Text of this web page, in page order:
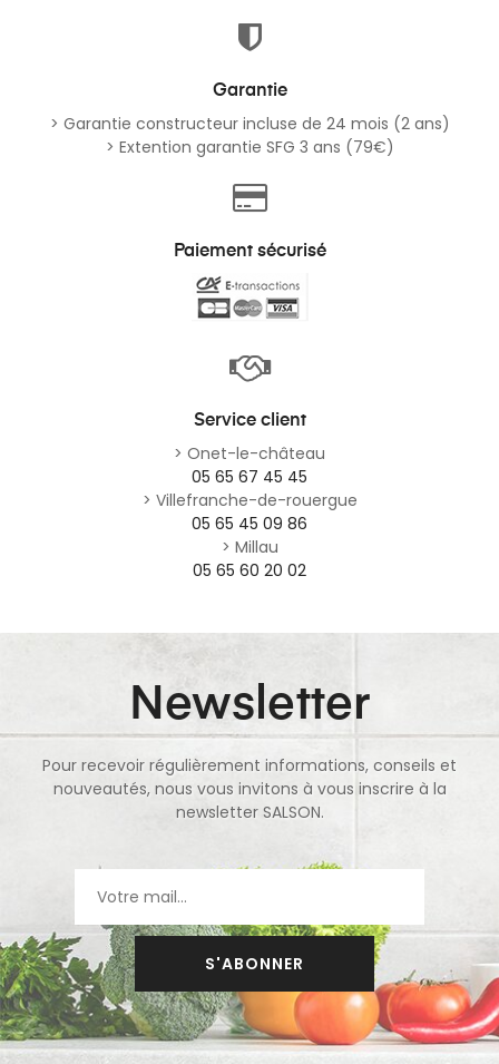
Garantie
> Garantie constructeur incluse de 24 mois (2 ans)
> Extention garantie SFG 3 ans (79€)
Paiement sécurisé
Service client
> Onet-le-château
05 65 67 45 45
> Villefranche-de-rouergue
05 65 45 09 86
> Millau
05 65 60 20 02
Newsletter
Pour recevoir régulièrement informations, conseils et
nouveautés, nous vous invitons à vous inscrire à la
newsletter SALSON.
S'ABONNER